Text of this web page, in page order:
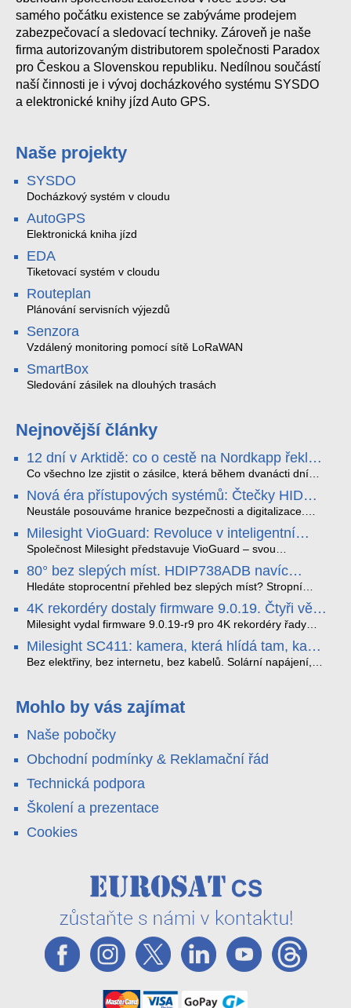
samého počátku existence se zabýváme prodejem
zabezpečovací a sledovací techniky. Zároveň je naše
firma autorizovaným distributorem společnosti Paradox
pro Českou a Slovenskou republiku. Nedílnou součástí
naší činnosti je i vývoj docházkového systému SYSDO
a elektronické knihy jízd Auto GPS.
Naše projekty
SYSDO
Docházkový systém v cloudu
AutoGPS
Elektronická kniha jízd
EDA
Tiketovací systém v cloudu
Routeplan
Plánování servisních výjezdů
Senzora
Vzdálený monitoring pomocí sítě LoRaWAN
SmartBox
Sledování zásilek na dlouhých trasách
Nejnovější články
12 dní v Arktidě: co o cestě na Nordkapp řekla
data ze SMARTBOX 2 MAX
Co všechno lze zjistit o zásilce, která během dvanácti dní
projede Arktidou? SMARTBOX 2 MAX jsme vzali na trasu z
Tromsø přes Lofoty, Kirunu a finské Laponsko až na
Nordkapp. Bez jediného dobití, v mrazu až −13 °C a mimo
otřesy i náklon. Výsledkem není jen čára na mapě, ale
podrobný datový příběh celé cesty.
Nová éra přístupových systémů: Čtečky HID
Signo
Neustále posouváme hranice bezpečnosti a digitalizace.
v oblasti kontroly přístupu – moderní a vysoce univerzální
čtečky HID Signo.
Milesight VioGuard: Revoluce v inteligentní
detekci dopravních přestupků
Společnost Milesight představuje VioGuard – svou
dopravních přestupků. Tento systém, poháněný
sofistikovanými algoritmy umělé inteligence (AI), je navržen
tak, aby poskytoval komplexní nástroje pro vymáhání
dopravních předpisů, zvyšoval bezpečnost na silnicích a
optimalizoval plynulost dopravy v moderních městech.
80° bez slepých míst. HDIP738ADB navíc
streamuje na YouTube – bez PC.
Hledáte stoprocentní přehled bez slepých míst? Stropní
panoramatická kamera HDIP738ADB skládá obraz ze dvou
4MP senzorů SONY do jednoho čistého 180° záběru bez
zkreslení. K tomu přidává AI detekci osob a vozidel,
YouTube – bez běžícího počítače.
4K rekordéry dostaly firmware 9.0.19. Čtyři věci,
které musíte vědět.
Milesight vydal firmware 9.0.19-r9 pro 4K rekordéry řady
které vám zjednoduší práci – a jedna z nich vám ušetří
spoustu zbytečných výjezdů k zákazníkům.
Milesight SC411: kamera, která hlídá tam, kam
kabel nedosáhne
Bez elektřiny, bez internetu, bez kabelů. Solární napájení,
váš telefon. Podívejte se na video.
Mohlo by vás zajímat
Naše pobočky
Obchodní podmínky & Reklamační řád
Technická podpora
Školení a prezentace
Cookies